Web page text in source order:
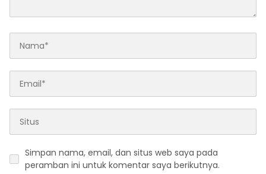
Simpan nama, email, dan situs web saya pada
peramban ini untuk komentar saya berikutnya.